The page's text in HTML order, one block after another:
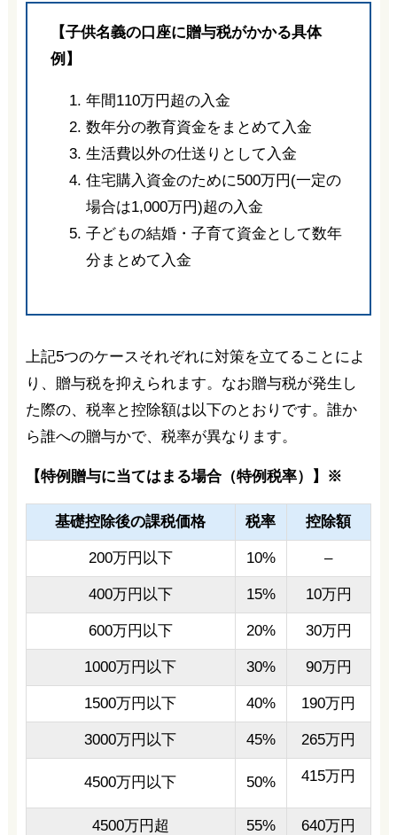
【子供名義の口座に贈与税がかかる具体
例】
年間110万円超の入金
数年分の教育資金をまとめて入金
生活費以外の仕送りとして入金
住宅購入資金のために500万円(一定の
場合は1,000万円)超の入金
子どもの結婚・子育て資金として数年
分まとめて入金
上記5つのケースそれぞれに対策を立てることによ
り、贈与税を抑えられます。なお贈与税が発生し
た際の、税率と控除額は以下のとおりです。誰か
ら誰への贈与かで、税率が異なります。
【特例贈与に当てはまる場合（特例税率）】※
基礎控除後の課税価格 税率 控除額
200万円以下 10% –
400万円以下 15% 10万円
600万円以下 20% 30万円
1000万円以下 30% 90万円
1500万円以下 40% 190万円
3000万円以下 45% 265万円
4500万円以下 50% 415万円
4500万円超 55% 640万円